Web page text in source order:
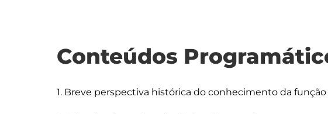
Conteúdos
1. Breve perspectiva histórica do conhecimento da função